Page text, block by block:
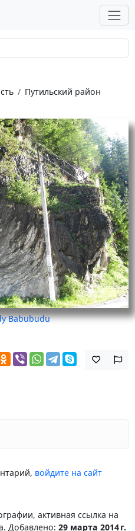
Путильский район
Babubudu
войдите на сайт
активная ссылка на
Добавлено: 29 марта 2014 г.